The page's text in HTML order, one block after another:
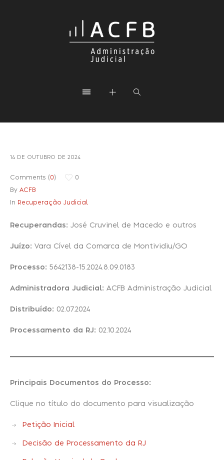
14 DE OUTUBRO DE 2024
Comments (0) 0
By ACFB
In Recuperação Judicial
Recuperandas: José Cruvinel de Macedo e outros
Juízo: Vara Cível da Comarca de Montividiu/GO
Processo: 5642138-15.2024.8.09.0183
Administradora Judicial: ACFB Administração Judicial
Distribuído: 02.07.2024
Processamento da RJ: 02.10.2024
Principais Documentos do Processo:
Clique no título do documento para visualização
Petição Inicial
Decisão de Processamento da RJ